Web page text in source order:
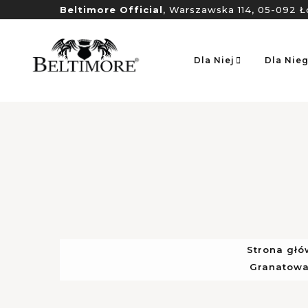
Beltimore Official, Warszawska 114, 05-092
Dla Niej Dla
Strona